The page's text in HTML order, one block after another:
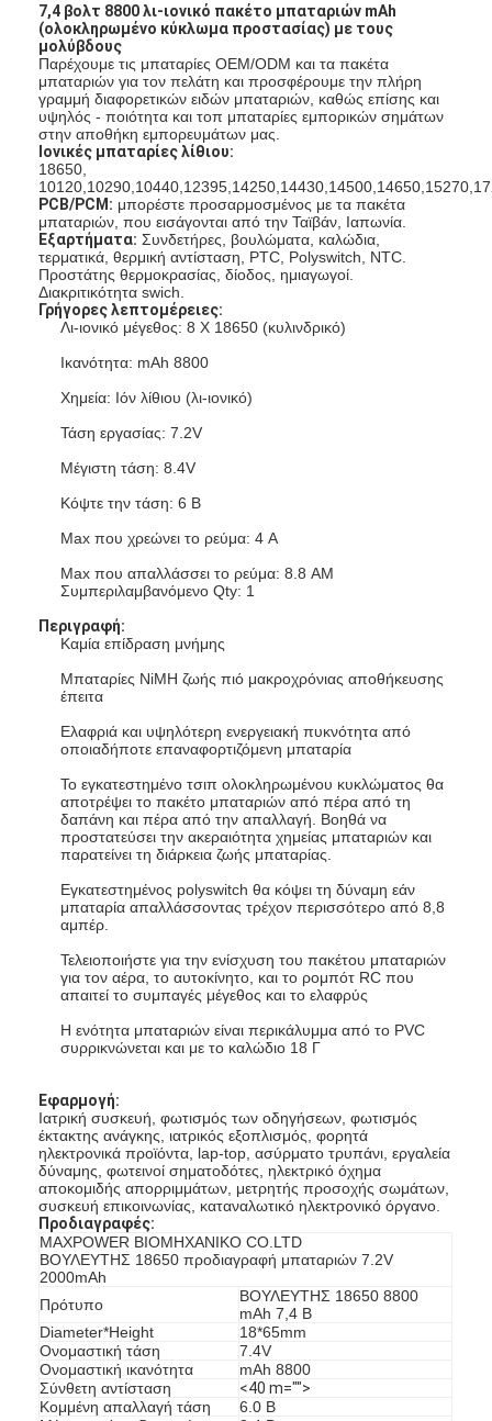
Σπίτι
Προϊόντα
Περίπου εμείς
7,4 βολτ 8800 λι-ιονικό πακέτο μπαταριών mAh
(ολοκληρωμένο κύκλωμα προστασίας) με τους
μολύβδους
Παρέχουμε τις μπαταρίες OEM/ODM και τα πακέτα
μπαταριών για τον πελάτη και προσφέρουμε την πλήρη
γραμμή διαφορετικών ειδών μπαταριών, καθώς επίσης και
υψηλός - ποιότητα και τοπ μπαταρίες εμπορικών σημάτων
στην αποθήκη εμπορευμάτων μας.
Ιονικές μπαταρίες λίθιου:
18650,
PCB/PCM: μπορέστε προσαρμοσμένος με τα πακέτα
μπαταριών, που εισάγονται από την Ταϊβάν, Ιαπωνία.
Εξαρτήματα: Συνδετήρες, βουλώματα, καλώδια,
τερματικά, θερμική αντίσταση, PTC, Polyswitch, NTC.
Προστάτης θερμοκρασίας, δίοδος, ημιαγωγοί.
Διακριτικότητα swich.
Γρήγορες λεπτομέρειες:
Λι-ιονικό μέγεθος: 8 X 18650 (κυλινδρικό)
Ικανότητα: mAh 8800
Χημεία: Ιόν λίθιου (λι-ιονικό)
Τάση εργασίας: 7.2V
Μέγιστη τάση: 8.4V
Κόψτε την τάση: 6 Β
Max που χρεώνει το ρεύμα: 4 A
Max που απαλλάσσει το ρεύμα: 8.8 AM
Συμπεριλαμβανόμενο Qty: 1
Περιγραφή:
Καμία επίδραση μνήμης
Μπαταρίες NiMH ζωής πιό μακροχρόνιας αποθήκευσης
έπειτα
Ελαφριά και υψηλότερη ενεργειακή πυκνότητα από
οποιαδήποτε επαναφορτιζόμενη μπαταρία
Το εγκατεστημένο τσιπ ολοκληρωμένου κυκλώματος θα
αποτρέψει το πακέτο μπαταριών από πέρα από τη
δαπάνη και πέρα από την απαλλαγή. Βοηθά να
προστατεύσει την ακεραιότητα χημείας μπαταριών και
παρατείνει τη διάρκεια ζωής μπαταρίας.
Εγκατεστημένος polyswitch θα κόψει τη δύναμη εάν
μπαταρία απαλλάσσοντας τρέχον περισσότερο από 8,8
αμπέρ.
Τελειοποιήστε για την ενίσχυση του πακέτου μπαταριών
για τον αέρα, το αυτοκίνητο, και το ρομπότ RC που
απαιτεί το συμπαγές μέγεθος και το ελαφρύς
Η ενότητα μπαταριών είναι περικάλυμμα από το PVC
συρρικνώνεται και με το καλώδιο 18 Γ
Εφαρμογή:
Ιατρική συσκευή, φωτισμός των οδηγήσεων, φωτισμός
έκτακτης ανάγκης, ιατρικός εξοπλισμός, φορητά
ηλεκτρονικά προϊόντα, lap-top, ασύρματο τρυπάνι, εργαλεία
δύναμης, φωτεινοί σηματοδότες, ηλεκτρικό όχημα
αποκομιδής απορριμμάτων, μετρητής προσοχής σωμάτων,
συσκευή επικοινωνίας, καταναλωτικό ηλεκτρονικό όργανο.
Προδιαγραφές:
MAXPOWER ΒΙΟΜΗΧΑΝΙΚΟ CO.LTD
ΒΟΥΛΕΥΤΗΣ 18650 προδιαγραφή μπαταριών 7.2V
2000mAh
Πρότυπο
ΒΟΥΛΕΥΤΗΣ 18650 8800
mAh 7,4 Β
Diameter*Height
18*65mm
Ονομαστική τάση
7.4V
Ονομαστική ικανότητα
mAh 8800
Σύνθετη αντίσταση
<40 m="">
Κομμένη απαλλαγή τάση
6.0 Β